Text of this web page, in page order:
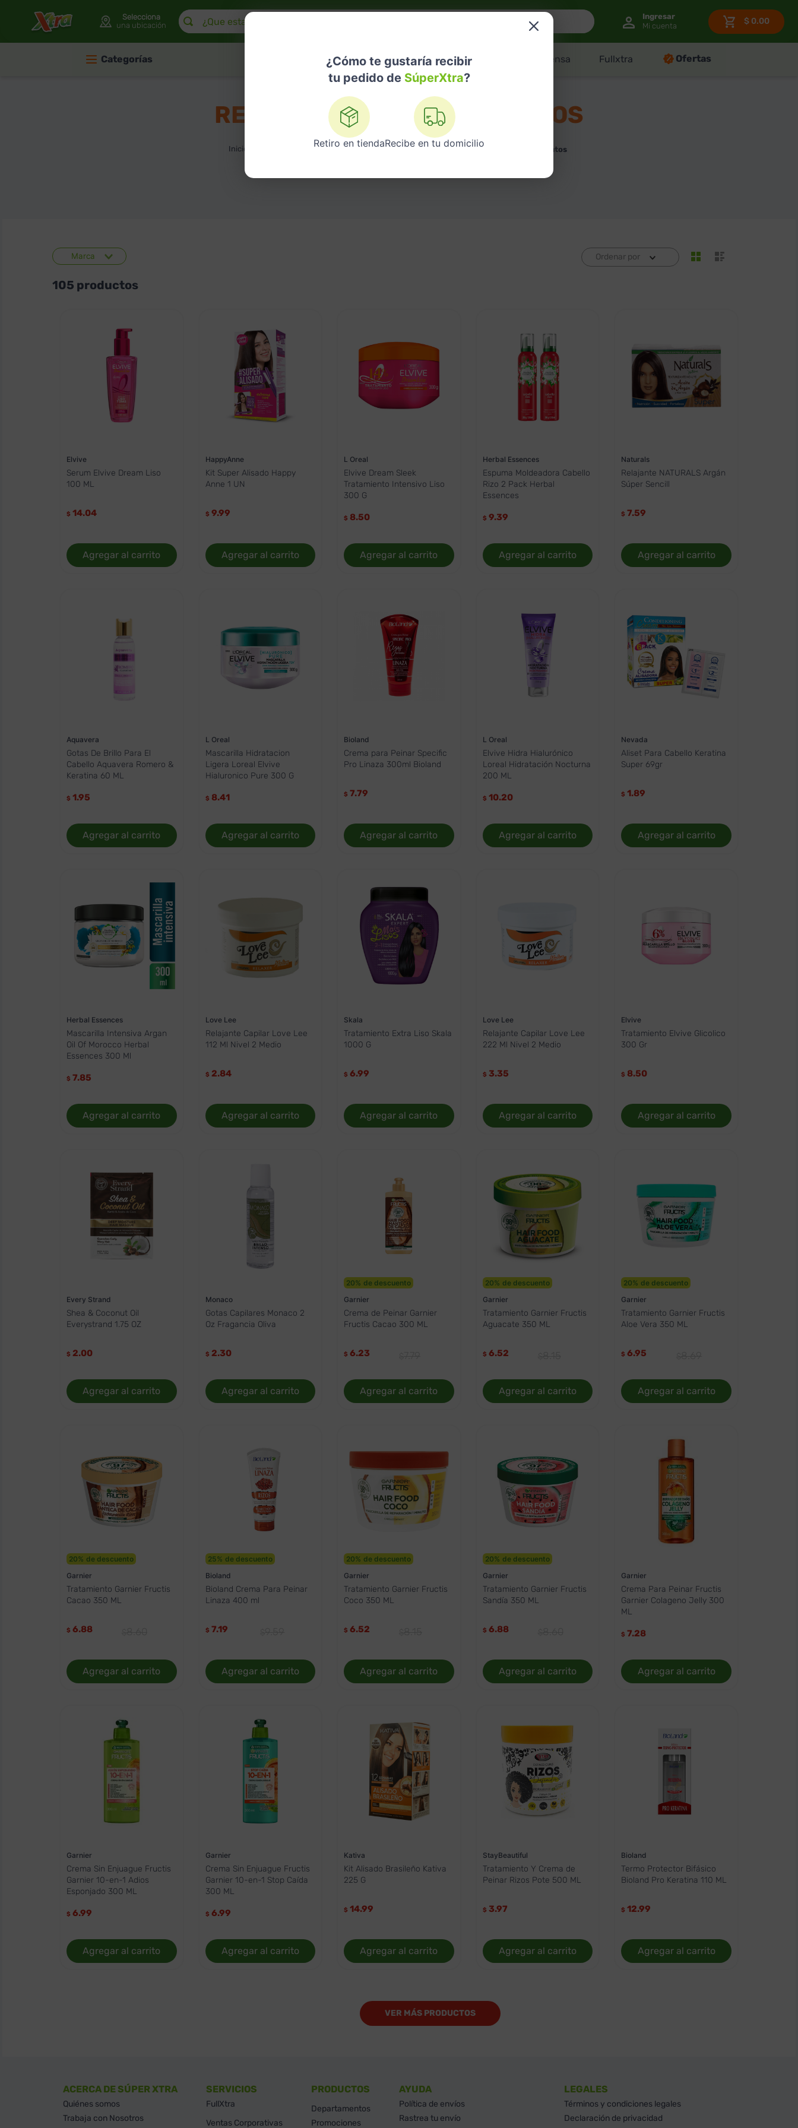
Selecciona
una ubicación
¿Cómo te gustaría recibir
tu pedido de SúperXtra?
Retiro en tiendaRecibe en tu domicilio
¿Que estas buscando?
$ 0.00
Categorías Nuestras Marcas Telemedicina Licores Despensa Fullxtra Ofertas
RELAJANTES Y TRATAMIENTOS
Cuidado Personal y Belleza Cuidado del Cabello Relajantes y Tratamientos
Marca
Garnier
Aquavera
Monaco
StayBeautiful
Recamier
Supreme
Loreal
Xtra
Nevada
Konzil
HappyAnne
Everystrand
Bergamot
Ordenar por
105 productos
Elvive
Serum Elvive Dream Liso
100 ML
$ 14.04
Agregar al carrito
HappyAnne
Kit Super Alisado Happy
Anne 1 UN
$ 9.99
Agregar al carrito
L Oreal
Elvive Dream Sleek
Tratamiento Intensivo Liso
300 G
$ 8.50
Agregar al carrito
Herbal Essences
Espuma Moldeadora Cabello
Rizo 2 Pack Herbal
Essences
$ 9.39
Agregar al carrito
Naturals
Relajante NATURALS Argán
Súper Sencill
$ 7.59
Agregar al carrito
Aquavera
Gotas De Brillo Para El
Cabello Aquavera Romero &
Keratina 60 ML
$ 1.95
Agregar al carrito
L Oreal
Mascarilla Hidratacion
Ligera Loreal Elvive
Hialuronico Pure 300 G
$ 8.41
Agregar al carrito
Bioland
Crema para Peinar Specific
Pro Linaza 300ml Bioland
$ 7.79
Agregar al carrito
L Oreal
Elvive Hidra Hialurónico
Loreal Hidratación Nocturna
200 ML
$ 10.20
Agregar al carrito
Nevada
Aliset Para Cabello Keratina
Super 69gr
$ 1.89
Agregar al carrito
Herbal Essences
Mascarilla Intensiva Argan
Oil Of Morocco Herbal
Essences 300 Ml
$ 7.85
Agregar al carrito
Love Lee
Relajante Capilar Love Lee
112 Ml Nivel 2 Medio
$ 2.84
Agregar al carrito
Skala
Tratamiento Extra Liso Skala
1000 G
$ 6.99
Agregar al carrito
Love Lee
Relajante Capilar Love Lee
222 Ml Nivel 2 Medio
$ 3.35
Agregar al carrito
Elvive
Tratamiento Elvive Glicolico
300 Gr
$ 8.50
Agregar al carrito
Every Strand
Shea & Coconut Oil
Everystrand 1.75 OZ
$ 2.00
Agregar al carrito
Monaco
Gotas Capilares Monaco 2
Oz Fragancia Oliva
$ 2.30
Agregar al carrito
20% de descuento
Garnier
Crema de Peinar Garnier
Fructis Cacao 300 ML
$ 6.23
Agregar al carrito
20% de descuento
Garnier
Tratamiento Garnier Fructis
Aguacate 350 ML
$ 6.52
Agregar al carrito
20% de descuento
Garnier
Tratamiento Garnier Fructis
Aloe Vera 350 ML
$ 6.95
Agregar al carrito
20% de descuento
Garnier
Tratamiento Garnier Fructis
Cacao 350 ML
$ 6.88
Agregar al carrito
25% de descuento
Bioland
Bioland Crema Para Peinar
Linaza 400 ml
$ 7.19
Agregar al carrito
20% de descuento
Garnier
Tratamiento Garnier Fructis
Coco 350 ML
$ 6.52
Agregar al carrito
20% de descuento
Garnier
Tratamiento Garnier Fructis
Sandía 350 ML
$ 6.88
Agregar al carrito
Garnier
Crema Para Peinar Fructis
Garnier Colageno Jelly 300
ML
$ 7.28
Agregar al carrito
Garnier
Crema Sin Enjuague Fructis
Garnier 10-en-1 Adios
Esponjado 300 ML
$ 6.99
Agregar al carrito
Garnier
Crema Sin Enjuague Fructis
Garnier 10-en-1 Stop Caída
300 ML
$ 6.99
Agregar al carrito
Kativa
Kit Alisado Brasileño Kativa
225 G
$ 14.99
Agregar al carrito
StayBeautiful
Tratamiento Y Crema de
Peinar Rizos Pote 500 ML
$ 3.97
Agregar al carrito
Bioland
Termo Protector Bifásico
Bioland Pro Keratina 110 ML
$ 12.99
Agregar al carrito
ACERCA DE SÚPER XTRA
Quiénes somos
Trabaja con Nosotros
SERVICIOS
FullXtra
Ventas Corporativas
PRODUCTOS
Departamentos
Promociones
AYUDA
Política de envíos
Rastrea tu envío
LEGALES
Términos y condiciones legales
Declaración de privacidad